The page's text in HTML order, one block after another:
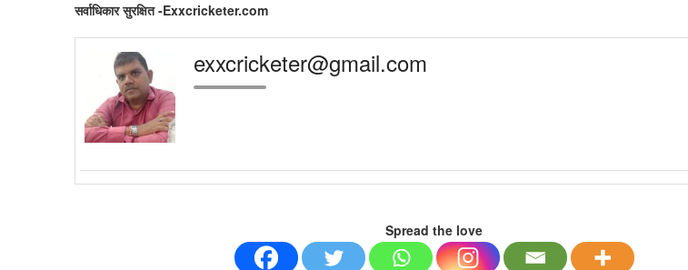
सर्वाधिकार सुरक्षित -Exxcricketer.com
exxcricketer@gmail.com
Spread the love